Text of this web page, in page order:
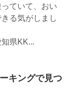
ていて、おい
る気がしまし
キングで見つ